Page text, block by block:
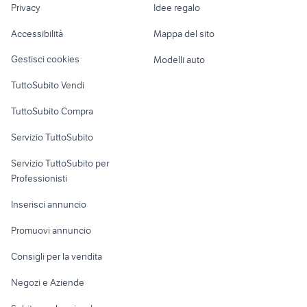
accessori yamaha dragstar 650
ducati 848 accessori moto
Garage e box
Loft, mansarde e
Informatica
Console e
Fotografia
Telefonia
Privacy
Accessibilità
Gestisci cookies
TuttoSubito Vendi
TuttoSubito Compra
Servizio TuttoSubito
Servizio TuttoSubito per
Professionisti
Inserisci annuncio
Promuovi annuncio
Consigli per la vendita
Negozi e Aziende
Idee regalo
Mappa del sito
Modelli auto